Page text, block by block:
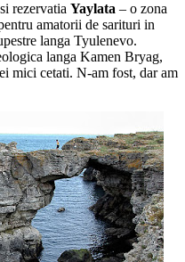
si rezervatia Yaylata – o zona
amatorii de sarituri in
langa Tyulenevo.
langa Kamen Bryag,
mici cetati. N-am fost, dar am